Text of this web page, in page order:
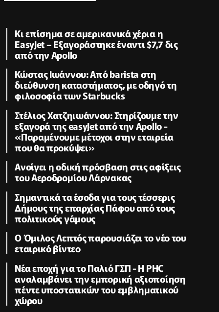
Κι επίσημα σε αμερικανικά χέρια η
EasyJet – Εξαγοράστηκε έναντι $7,7 δις
από την Apollo
Κώστας Ιωάννου: Από barista στη
διεύθυνση καταστήματος, με οδηγό τη
φιλοσοφία των Starbucks
Στέλιος Χατζηιωάννου: Στηρίζουμε την
εξαγορά της easyJet από την Apollo -
«Παραμένουμε μέτοχοι στην εταιρεία
που θα προκύψει»
Ανοίγει η οδική πρόσβαση στις αφίξεις
του Αεροδρομίου Λάρνακας
Σημαντικά τα έσοδα για τους τέσσερις
Δήμους της επαρχίας Πάφου από τους
πολιτικούς γάμους
Ο Όμιλος Λεπτός παρουσιάζει το νέο του
εταιρικό βίντεο
Νέα εποχή για το Παλιό ΓΣΠ - Η PHC
αναλαμβάνει την εμπορική αξιοποίηση
πέντε υποστατικών του εμβληματικού
χώρου